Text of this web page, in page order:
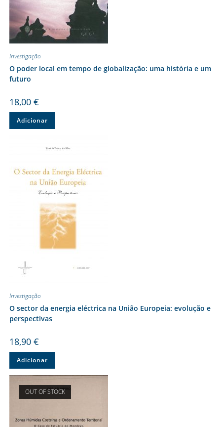
Investigação
O poder local em tempo de globalização: uma história e um
futuro
18,00 €
Adicionar
Investigação
O sector da energia eléctrica na União Europeia: evolução e
perspectivas
18,90 €
Adicionar
OUT OF STOCK